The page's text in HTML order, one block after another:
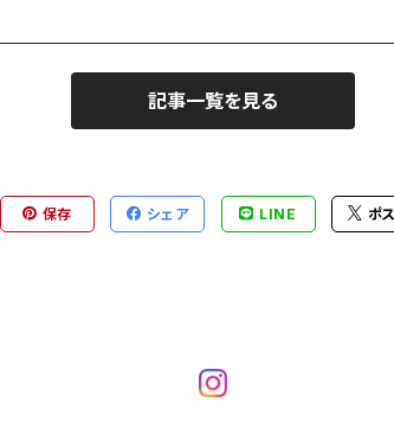
記事一覧を見る
保存 シェア LINE ポ